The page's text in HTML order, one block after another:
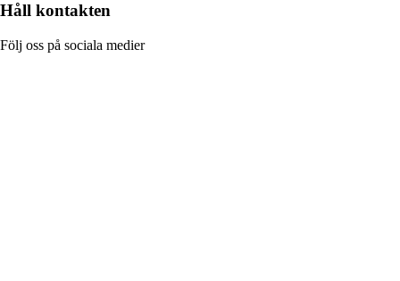
Håll kontakten
Följ oss på sociala medier